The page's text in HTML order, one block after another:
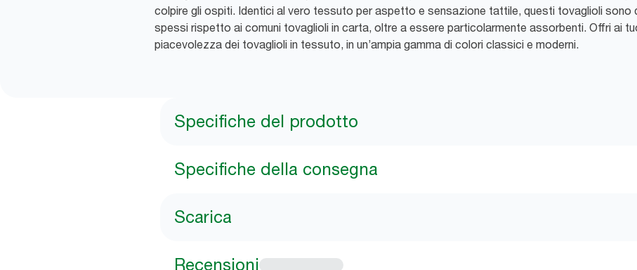
colpire gli ospiti. Identici al vero tessuto per aspetto e sensazione tattile, questi tovaglioli sono
spessi rispetto ai comuni tovaglioli in carta, oltre a essere particolarmente assorbenti. Offri ai
piacevolezza dei tovaglioli in tessuto, in un’ampia gamma di colori classici e moderni.
Specifiche del prodotto
Specifiche della consegna
Scarica
Recensioni